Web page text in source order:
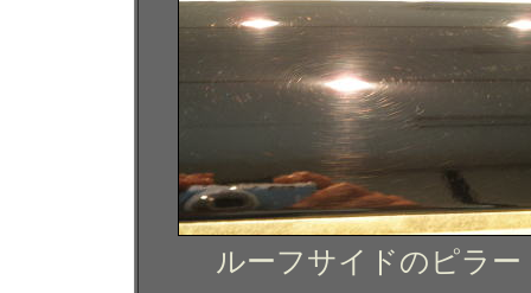
ルーフサイドのピラー